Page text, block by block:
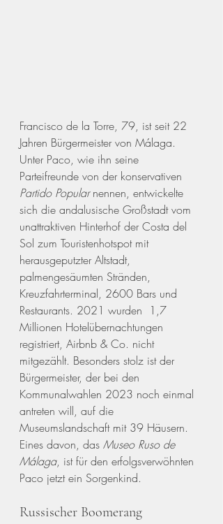
Francisco de la Torre, 79, ist seit 22
Jahren Bürgermeister von Málaga.
Unter Paco, wie ihn seine
Parteifreunde von der konservativen
Partido Popular nennen, entwickelte
sich die andalusische Großstadt vom
unattraktiven Hinterhof der Costa del
Sol zum Touristenhotspot mit
herausgeputzter Altstadt,
palmengesäumten Stränden,
Kreuzfahrterminal, 2600 Bars und
Restaurants. 2021 wurden  1,7
Millionen Hotelübernachtungen
registriert, Airbnb & Co. nicht
mitgezählt. Besonders stolz ist der
Bürgermeister, der bei den
Kommunalwahlen 2023 noch einmal
antreten will, auf die
Museumslandschaft mit 39 Häusern.
Eines davon, das Museo Ruso de
Málaga, ist für den erfolgsverwöhnten
Paco jetzt ein Sorgenkind.
Russischer Boomerang